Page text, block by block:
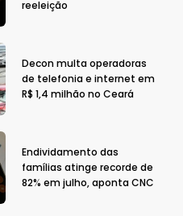
reeleição
Decon multa operadoras
de telefonia e internet em
R$ 1,4 milhão no Ceará
Endividamento das
famílias atinge recorde de
82% em julho, aponta CNC